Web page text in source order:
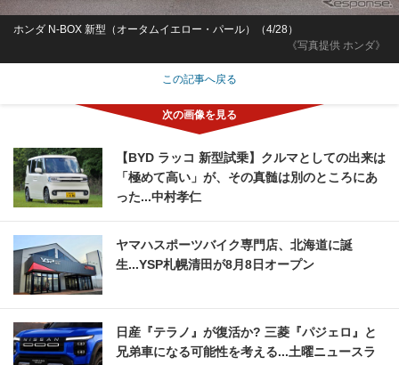
《写真提供 ホンダ》
ホンダ N-BOX 新型（オータムイエロー・パール）（4/28）
この記事へ戻る
【BYD ラッコ 新型試乗】クルマとしての出来は
「極めて高い」が、その真髄は別のところにあ
った...中村孝仁
ヤマハスポーツバイク専門店、北海道に誕
生...YSP札幌清田が8月8日オープン
日産『テラノ』が復活か? 三菱『パジェロ』と
兄弟車になる可能性を考える...土曜ニュースラ